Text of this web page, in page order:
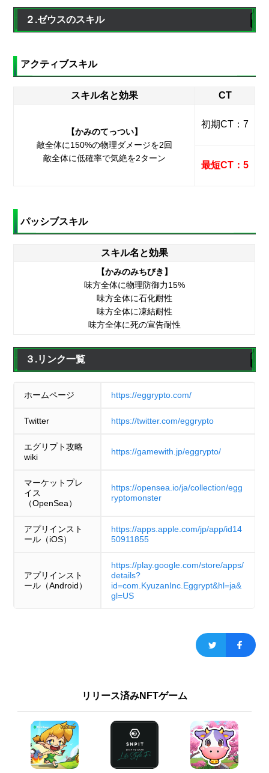
２.ゼウスのスキル
アクティブスキル
スキル名と効果 CT
【かみのてっつい】
敵全体に150%の物理ダメージを2回
敵全体に低確率で気絶を2ターン
初期CT：7
最短CT：5
パッシブスキル
スキル名と効果
【かみのみちびき】
味方全体に物理防御力15%
味方全体に石化耐性
味方全体に凍結耐性
味方全体に死の宣告耐性
３.リンク一覧
ホームページ https://eggrypto.com/
Twitter https://twitter.com/eggrypto
エグリプト攻略
wiki
https://gamewith.jp/eggrypto/
マーケットプレ
イス
（OpenSea）
https://opensea.io/ja/collection/egg
ryptomonster
アプリインスト
ール（iOS）
https://apps.apple.com/jp/app/id14
50911855
アプリインスト
ール（Android）
https://play.google.com/store/apps/
details?
id=com.KyuzanInc.Eggrypt&hl=ja&
gl=US
リリース済みNFTゲーム